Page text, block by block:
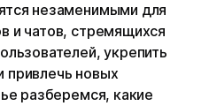
незаменимыми для
и чатов, стремящихся
укрепить
привлечь новых
разберемся, какие